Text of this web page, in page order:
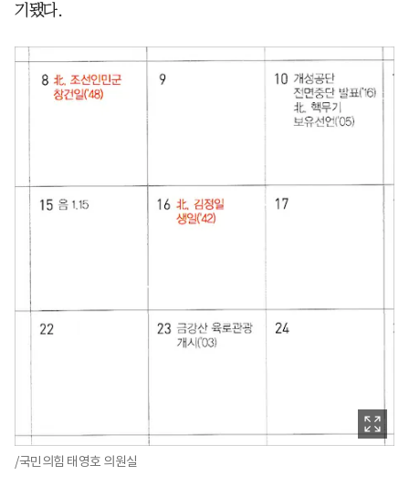
기됐다.
/국민의힘 태영호 의원실